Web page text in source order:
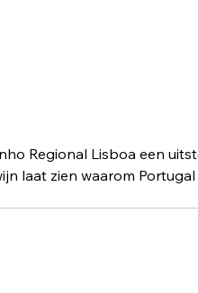
Regional Lisboa een
laat zien waarom